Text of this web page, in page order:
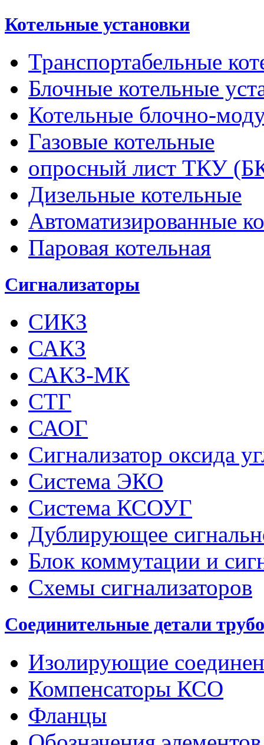
Котельные установки
Транспортабельные
Блочные котельные
Котельные блочно-
Газовые котельные
опросный лист ТКУ
Дизельные котельные
Автоматизированные
Паровая котельная
Сигнализаторы
СИКЗ
САКЗ
САКЗ-МК
СТГ
САОГ
Сигнализатор оксида
Система ЭКО
Система КСОУГ
Дублирующее
Блок коммутации и
Схемы сигнализаторов
Соединительные детали
Изолирующие
Компенсаторы КСО
Фланцы